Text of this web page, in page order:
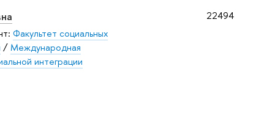
22494
Факультет социальных
/Международная
интеграции